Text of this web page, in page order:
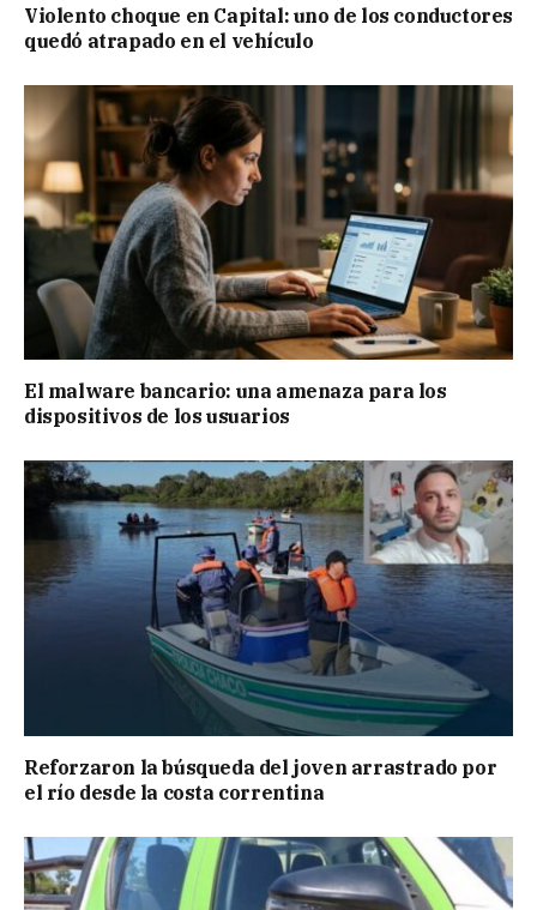
Violento choque en Capital: uno de los conductores
quedó atrapado en el vehículo
El malware bancario: una amenaza para los
dispositivos de los usuarios
Reforzaron la búsqueda del joven arrastrado por
el río desde la costa correntina